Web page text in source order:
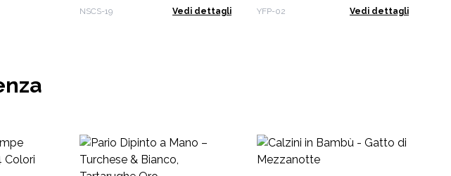
Stone
NSCS-19 Vedi dettagli
Viola
YFP-02 Vedi dettagli